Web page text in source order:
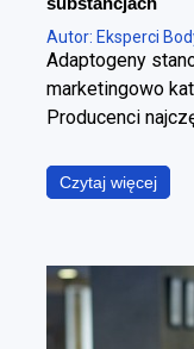
Autor: Eksperci
Adaptogeny
marketingowo
Producenci
snu, wzrost
koncentracji,
to jednak założenie
adaptogeny
mechanizmem
Czytaj więcej